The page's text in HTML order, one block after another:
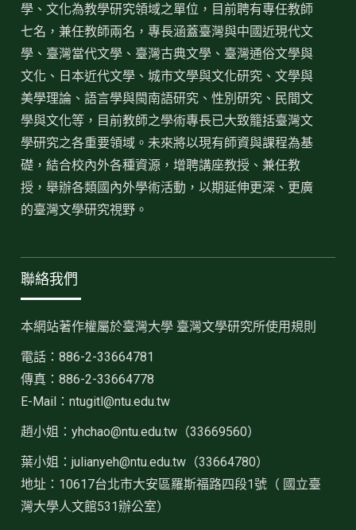
學、文化為教學研究領域之單位，目前聘有專任教師
七名，兼任教師兩名，專長涵蓋臺灣與中國近現代文
學、臺灣當代文學、臺灣古典文學、臺灣通俗文學與
文化、日本近代文學、城市文學與文化研究、文學與
美學理論、語言學與閩南語研究、性別研究、民間文
學與文化等，目前教師之學術專長已大致籠括臺灣文
學研究之各重要領域。未來將以現有師資與課程為基
礎，結合校內外各種資源，增聘講座教授、兼任教
授，舉辦各類國內外學術活動，以期延伸更深、更廣
的臺灣文學研究視野。
聯絡我們
本網站著作權屬於臺灣大學 臺灣文學研究所使用規則
電話：886-2-33664781
傳真：886-2-33664778
E-Mail：ntugitl@ntu.edu.tw
趙小姐：yhchao@ntu.edu.tw（33669560）
葉小姐：julianyeh@ntu.edu.tw（33664780）
地址：10617台北市大安區羅斯福路四段1號（ 國立臺
灣大學人文館531辦公室）